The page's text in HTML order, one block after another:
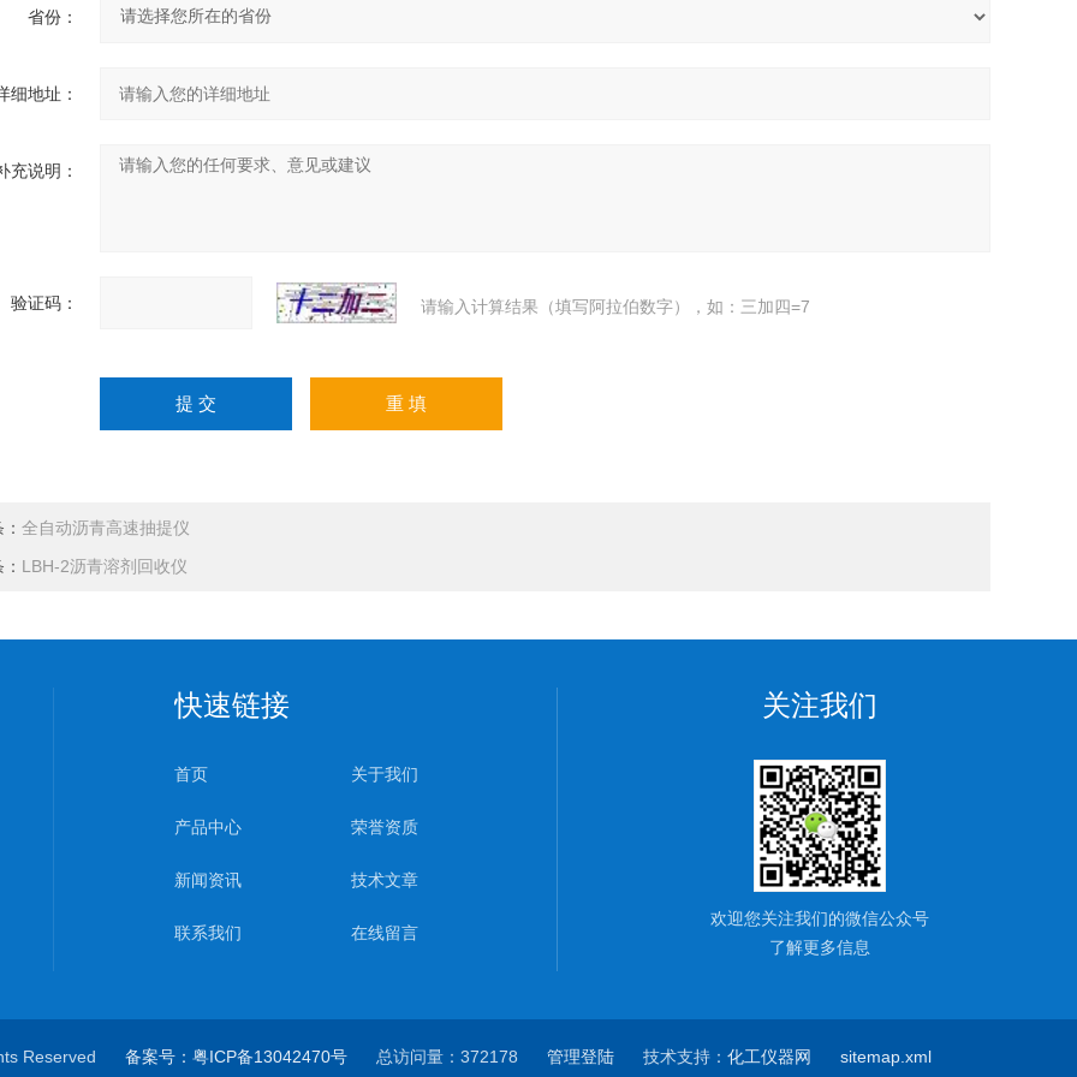
省份：
细地址：
充说明：
验证码： 请输入计算结果（填写阿拉伯数字），如：三加四=7
全自动沥青高速抽提仪
LBH-2沥青溶剂回收仪
快速链接
首页 关于我们
产品中心 荣誉资质
新闻资讯 技术文章
联系我们 在线留言
关注我们
欢迎您关注我们的微信公众号
了解更多信息
Reserved 备案号：粤ICP备13042470号总访问量：372178 管理登陆技术支持： 化工仪器网 sitemap.xml